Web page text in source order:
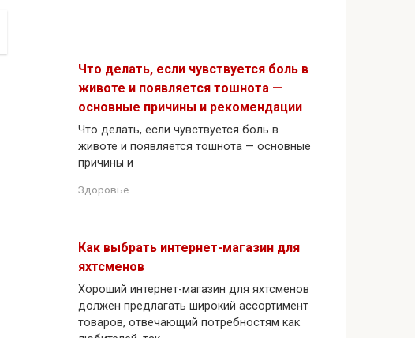
Что делать, если чувствуется боль в
животе и появляется тошнота —
основные причины и рекомендации
Что делать, если чувствуется боль в
животе и появляется тошнота — основные
причины и
Здоровье
Как выбрать интернет-магазин для
яхтсменов
Хороший интернет-магазин для яхтсменов
должен предлагать широкий ассортимент
товаров, отвечающий потребностям как